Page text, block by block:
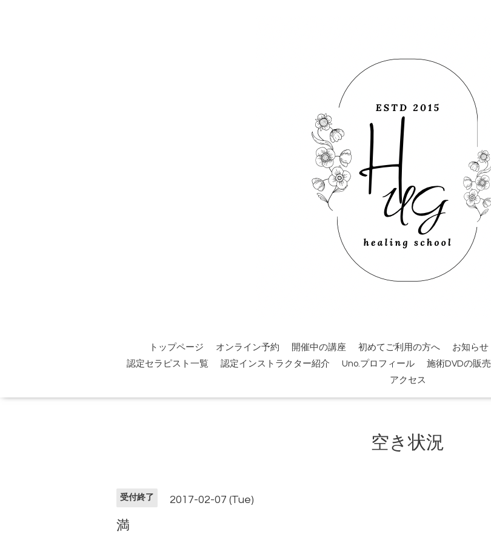
トップページ オンライン予約 開催中の講座 初めてご利用の方へ お知らせ
認定セラピスト一覧
認定インストラクター紹介 Uno.プロフィール 施術DVDの販売
アクセス
空き状況
受付終了 2017-02-07 (Tue)
満